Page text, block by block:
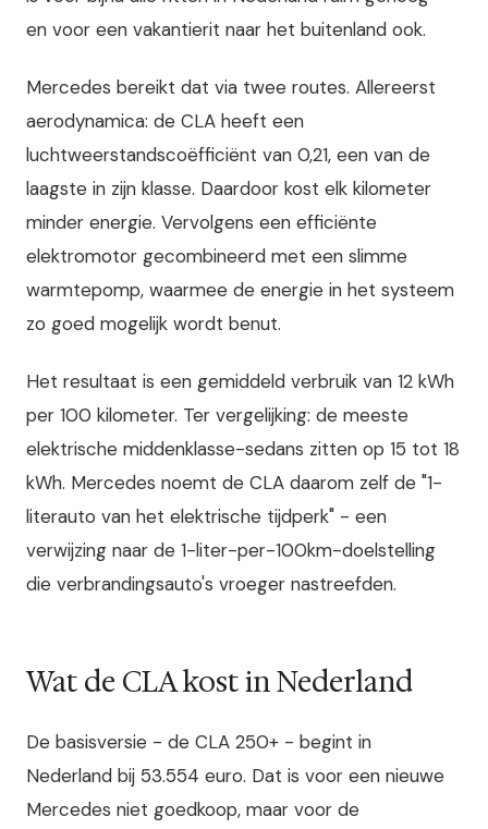
en voor een vakantierit naar het buitenland ook.
Mercedes bereikt dat via twee routes. Allereerst
aerodynamica: de CLA heeft een
luchtweerstandscoëfficiënt van 0,21, een van de
laagste in zijn klasse. Daardoor kost elk kilometer
minder energie. Vervolgens een efficiënte
elektromotor gecombineerd met een slimme
warmtepomp, waarmee de energie in het systeem
zo goed mogelijk wordt benut.
Het resultaat is een gemiddeld verbruik van 12 kWh
per 100 kilometer. Ter vergelijking: de meeste
elektrische middenklasse-sedans zitten op 15 tot 18
kWh. Mercedes noemt de CLA daarom zelf de "1-
literauto van het elektrische tijdperk" - een
verwijzing naar de 1-liter-per-100km-doelstelling
die verbrandingsauto's vroeger nastreefden.
Wat de CLA kost in Nederland
De basisversie - de CLA 250+ - begint in
Nederland bij 53.554 euro. Dat is voor een nieuwe
Mercedes niet goedkoop, maar voor de